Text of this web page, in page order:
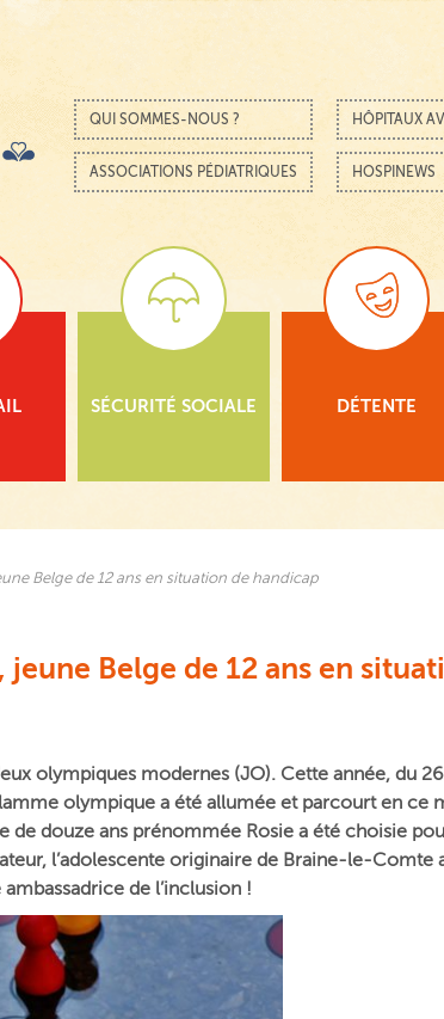
Menu
Passer au contenu
QUI SOMMES-NOUS ? HÔPITAUX
ASSOCIATIONS PÉDIATRIQUES HOSPINEWS
SÉCURITÉ SOCIALE DÉTENTE
Belge de 12 ans en situation de handicap
Belge de 12 ans en
olympiques modernes (JO). Cette année, du
olympique a été allumée et parcourt en ce
douze ans prénommée Rosie a été choisie
l’adolescente originaire de Braine-le-Comte
de l’inclusion !